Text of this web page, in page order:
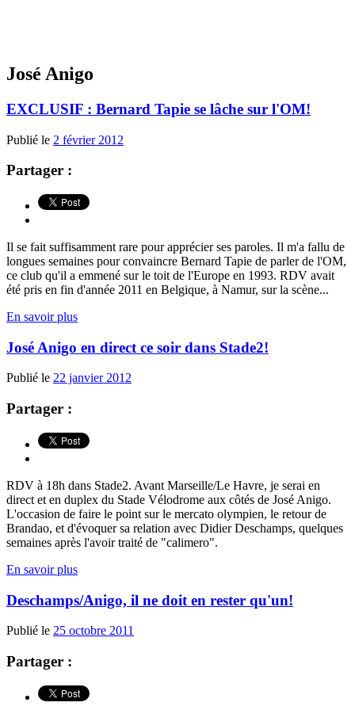
José Anigo
EXCLUSIF : Bernard Tapie se lâche sur l'OM!
Publié le 2 février 2012
Partager :
Il se fait suffisamment rare pour apprécier ses paroles. Il m'a fallu de
longues semaines pour convaincre Bernard Tapie de parler de l'OM,
ce club qu'il a emmené sur le toit de l'Europe en 1993. RDV avait
été pris en fin d'année 2011 en Belgique, à Namur, sur la scène...
En savoir plus
José Anigo en direct ce soir dans Stade2!
Publié le 22 janvier 2012
Partager :
RDV à 18h dans Stade2. Avant Marseille/Le Havre, je serai en
direct et en duplex du Stade Vélodrome aux côtés de José Anigo.
L'occasion de faire le point sur le mercato olympien, le retour de
Brandao, et d'évoquer sa relation avec Didier Deschamps, quelques
semaines après l'avoir traité de "calimero".
En savoir plus
Deschamps/Anigo, il ne doit en rester qu'un!
Publié le 25 octobre 2011
Partager :